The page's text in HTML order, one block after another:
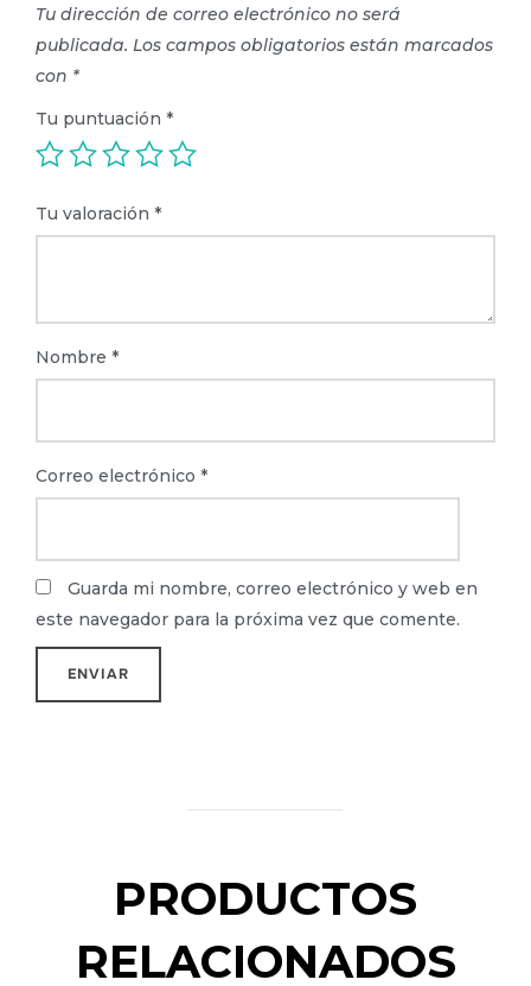
Tu dirección de correo electrónico no será
publicada. Los campos obligatorios están marcados
con *
Tu puntuación *
Tu valoración *
Nombre *
Correo electrónico *
Guarda mi nombre, correo electrónico y web en
este navegador para la próxima vez que comente.
PRODUCTOS
RELACIONADOS